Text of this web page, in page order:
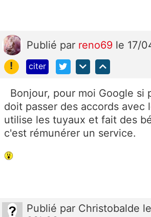
Publié par reno69 le 17/
!
citer
Bonjour, pour moi Google si
doit passer des accords avec
utilise les tuyaux et fait des
c'est rémunérer un service.
Publié par Christobalde